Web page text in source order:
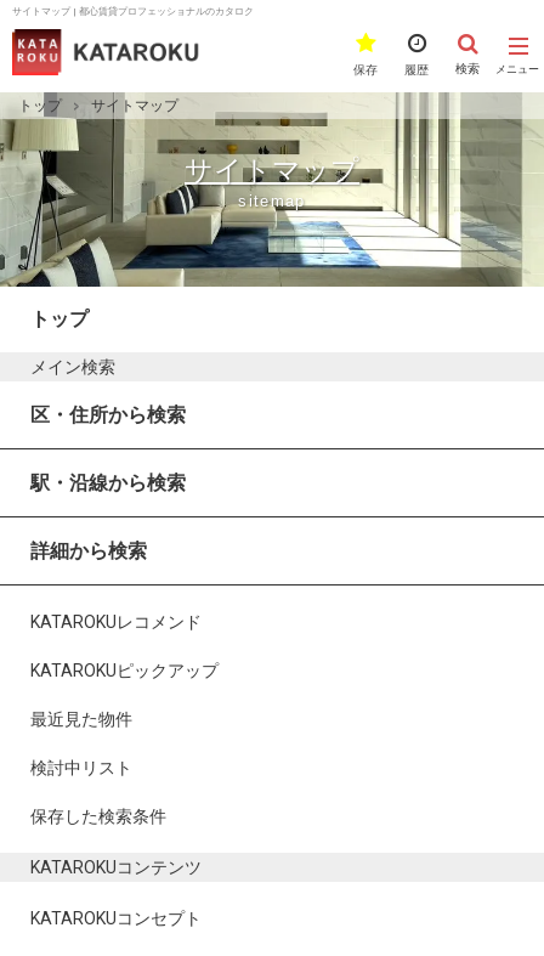
サイトマップ | 都心賃貸プロフェッショナルのカタロク
メニュー
検索
履歴
保存
トップ サイトマップ
サイトマップ
sitemap
トップ
メイン検索
区・住所から検索
駅・沿線から検索
詳細から検索
KATAROKUレコメンド
KATAROKUピックアップ
最近見た物件
検討中リスト
保存した検索条件
KATAROKUコンテンツ
KATAROKUコンセプト